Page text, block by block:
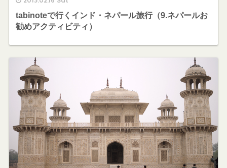
tabinoteで行くインド・ネパール旅行（9.ネパールお
勧めアクティビティ）